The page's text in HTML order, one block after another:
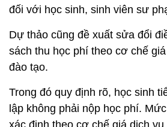
đối với học sinh, sinh viên sư
Dự thảo cũng đề xuất sửa đổi
sách thu học phí theo cơ chế
đào tạo.
Trong đó quy định rõ, học sinh
lập không phải nộp học phí.
xác định theo cơ chế giá dịch